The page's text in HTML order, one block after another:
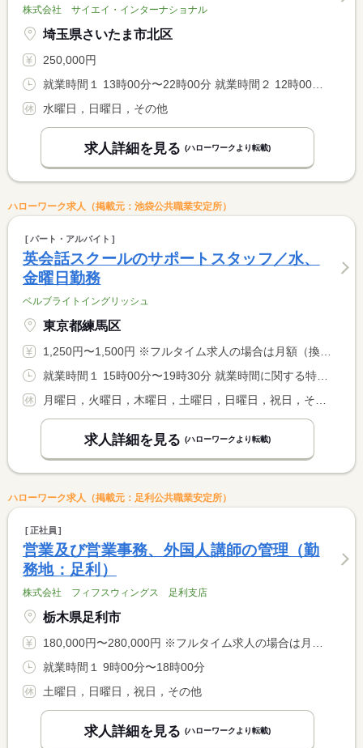
株式会社 サイエイ・インターナショナル
埼玉県さいたま市北区
250,000円
就業時間１ 13時00分〜22時00分 就業時間２ 12時00分〜21時00分
水曜日，日曜日，その他
求人詳細を見る (ハローワークより転載)
ハローワーク求人（掲載元：池袋公共職業安定所）
パート・アルバイト
英会話スクールのサポートスタッフ／水、
金曜日勤務
ベルブライトイングリッシュ
東京都練馬区
1,250円〜1,500円 ※フルタイム求人の場合は月額（換算額）、パート求人の場合は時間額を表示しています。
就業時間１ 15時00分〜19時30分 就業時間に関する特記事項 水曜日と金曜日の勤務です。 <BR> 不定期で上記以外の勤務も相談の上お願いする場合があります。
月曜日，火曜日，木曜日，土曜日，日曜日，祝日，その他
求人詳細を見る (ハローワークより転載)
ハローワーク求人（掲載元：足利公共職業安定所）
正社員
営業及び営業事務、外国人講師の管理（勤
務地：足利）
株式会社 フィフスウィングス 足利支店
栃木県足利市
180,000円〜280,000円 ※フルタイム求人の場合は月額（換算額）、パート求人の場合は時間額を表示しています。
就業時間１ 9時00分〜18時00分
土曜日，日曜日，祝日，その他
求人詳細を見る (ハローワークより転載)